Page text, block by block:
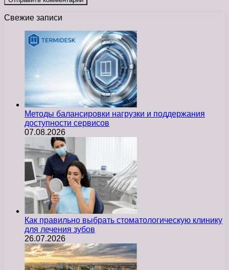
Свежие записи
Методы балансировки нагрузки и поддержания
доступности сервисов
07.08.2026
Как правильно выбрать стоматологическую клинику
для лечения зубов
26.07.2026